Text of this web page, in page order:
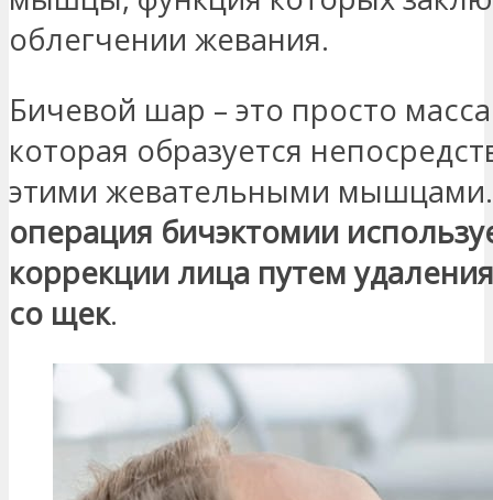
облегчении жевания.
Бичевой шар – это просто
которая образуется
этими жевательными
операция бичэктомии
коррекции лица путем
со щек.